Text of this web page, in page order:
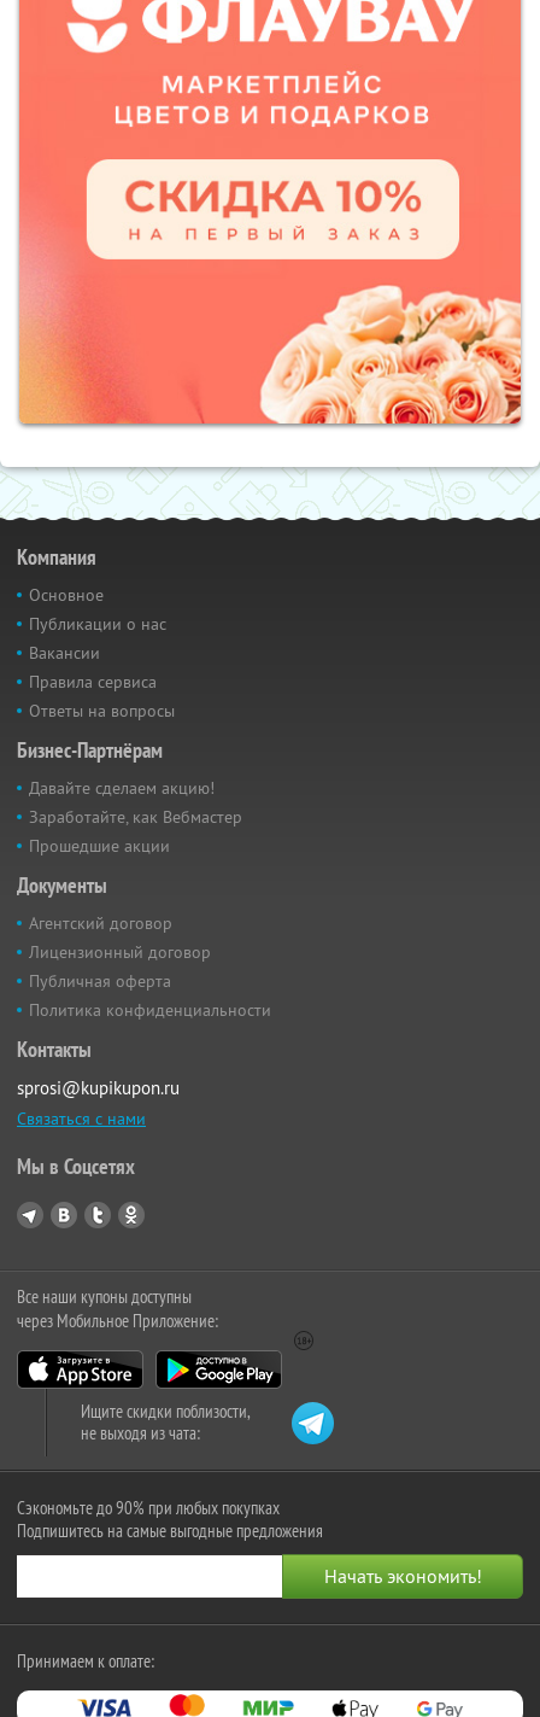
Компания
Основное
Публикации о нас
Вакансии
Правила сервиса
Ответы на вопросы
Бизнес-Партнёрам
Давайте сделаем акцию!
Заработайте, как Вебмастер
Прошедшие акции
Документы
Агентский договор
Лицензионный договор
Публичная оферта
Политика конфиденциальности
Контакты
sprosi@kupikupon.ru
Связаться с нами
Мы в Соцсетях
Все наши купоны доступны
через Мобильное Приложение:
Ищите скидки поблизости,
не выходя из чата:
Сэкономьте до 90% при любых покупках
Подпишитесь на самые выгодные предложения
Принимаем к оплате: